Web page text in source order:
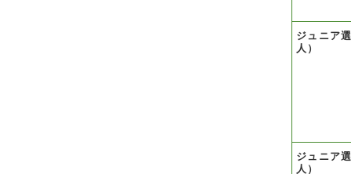
ジュニア
人）
ジュニア
人）